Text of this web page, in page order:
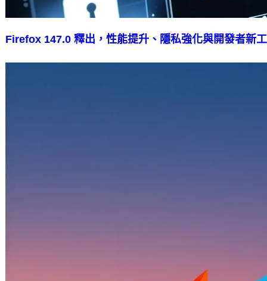
Firefox 147.0 釋出，性能提升、隱私強化與開發者新